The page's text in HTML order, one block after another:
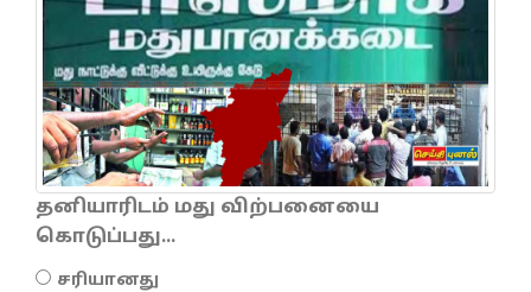
தனியாரிடம் மது விற்பனையை
கொடுப்பது...
சரியானது